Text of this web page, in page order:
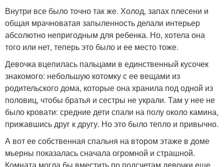
Внутри все было точно так же. Холод, запах плесени и
общая мрачноватая запыленность делали интерьер
абсолютно непригодным для ребенка. Но, хотела она
того или нет, теперь это было и ее место тоже.
Девочка вцепилась пальцами в единственный кусочек
знакомого: небольшую котомку с ее вещами из
родительского дома, которые она хранила под одной из
половиц, чтобы братья и сестры не украли. Там у нее не
было кровати: средние дети спали на полу около камина,
прижавшись друг к другу. Но это было тепло и привычно.
А вот ее собственная спальня на втором этаже в доме
мьерны показалась сначала огромной и страшной.